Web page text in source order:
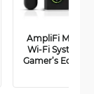
AmpliFi Mesh
Wi-Fi System
Gamer’s Edition